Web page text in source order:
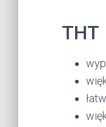
THT